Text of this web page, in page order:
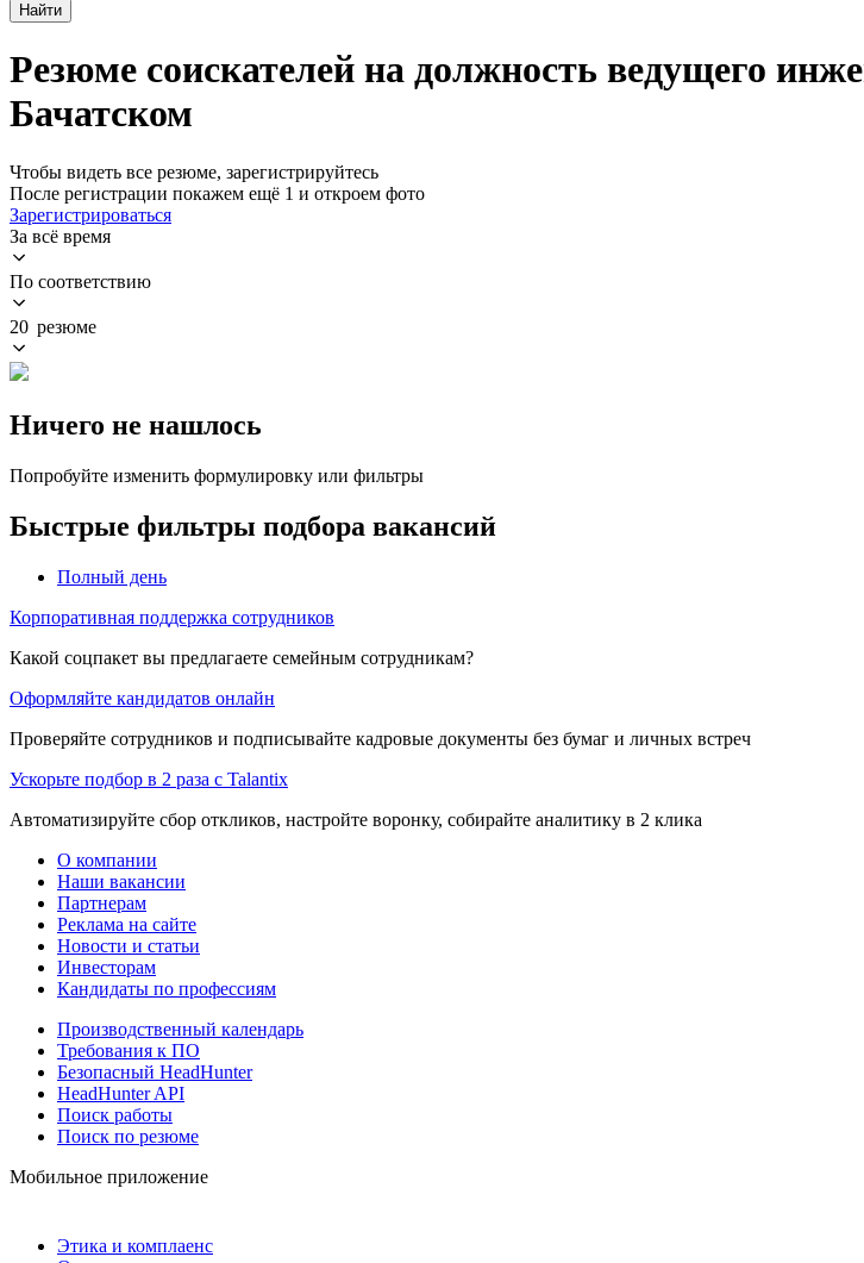
Найти
Резюме соискателей на должность ведущего
Бачатском
Чтобы видеть все резюме, зарегистрируйтесь
После регистрации покажем ещё 1 и откроем фото
Зарегистрироваться
За всё время
По соответствию
20 резюме
Ничего не нашлось
Попробуйте изменить формулировку или фильтры
Быстрые фильтры подбора вакансий
Полный день
Корпоративная поддержка сотрудников
Какой соцпакет вы предлагаете семейным сотрудникам?
Оформляйте кандидатов онлайн
Проверяйте сотрудников и подписывайте кадровые документы без бумаг и личных встреч
Ускорьте подбор в 2 раза с Talantix
Автоматизируйте сбор откликов, настройте воронку, собирайте аналитику в 2 клика
О компании
Наши вакансии
Партнерам
Реклама на сайте
Новости и статьи
Инвесторам
Кандидаты по профессиям
Производственный календарь
Требования к ПО
Безопасный HeadHunter
HeadHunter API
Поиск работы
Поиск по резюме
Мобильное приложение
Этика и комплаенс